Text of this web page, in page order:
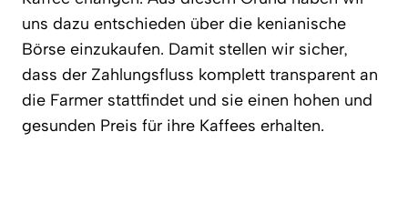
uns dazu entschieden über die kenianische
Börse einzukaufen. Damit stellen wir sicher,
dass der Zahlungsfluss komplett transparent an
die Farmer stattfindet und sie einen hohen und
gesunden Preis für ihre Kaffees erhalten.